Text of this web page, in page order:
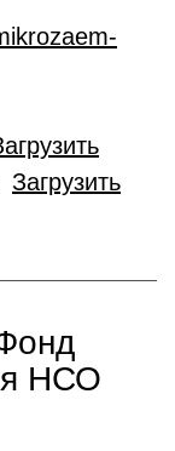
Загрузить
НСО